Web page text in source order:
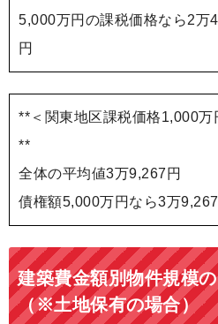
5,000万円の課税価格なら2万
円
**＜関東地区課税価格1,000万
**
全体の平均値3万9,267円
債権額5,000万円なら3万
建築費金額別物件規模
（※土地保有の場合）